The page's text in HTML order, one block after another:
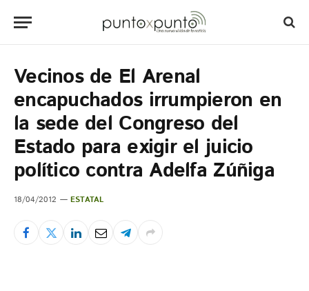
Vecinos de El Arenal
encapuchados irrumpieron en
la sede del Congreso del
Estado para exigir el juicio
político contra Adelfa Zúñiga
18/04/2012 ESTATAL